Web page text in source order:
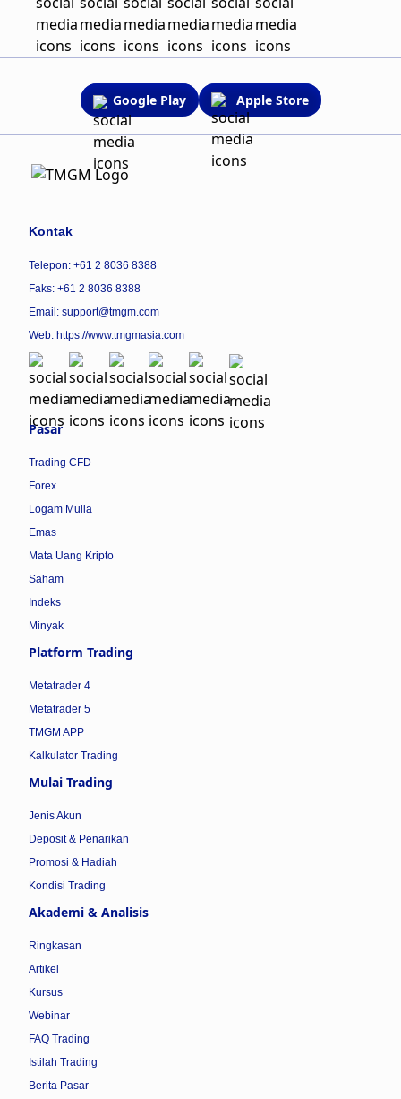
Google Play Apple Store
Kontak
Telepon: +61 2 8036 8388
Faks: +61 2 8036 8388
Email: support@tmgm.com
Web: https://www.tmgmasia.com
Pasar
Trading CFD
Forex
Logam Mulia
Emas
Mata Uang Kripto
Saham
Indeks
Minyak
Platform Trading
Metatrader 4
Metatrader 5
TMGM APP
Kalkulator Trading
Mulai Trading
Jenis Akun
Deposit & Penarikan
Promosi & Hadiah
Kondisi Trading
Akademi & Analisis
Ringkasan
Artikel
Kursus
Webinar
FAQ Trading
Istilah Trading
Berita Pasar